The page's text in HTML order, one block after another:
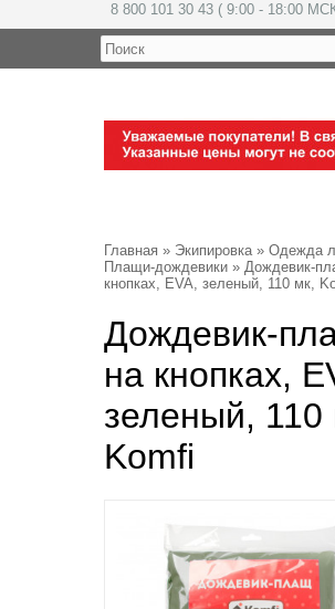
8 800 101 30 43 ( 9:00 - 18:00
Главная » Экипировка» Одежда
Плащи-дождевики » Дождевик-
кнопках, EVA, зеленый, 110 мк,
Дождевик-
на кнопках,
зеленый, 110
Komfi